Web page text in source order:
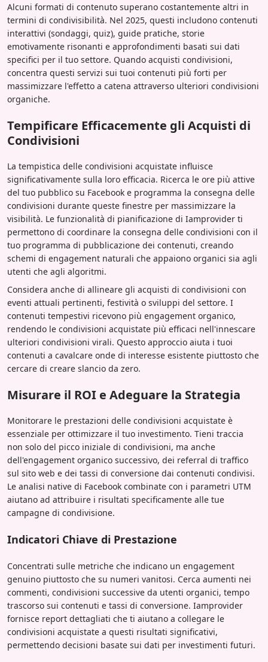
Alcuni formati di contenuto superano costantemente altri in
termini di condivisibilità. Nel 2025, questi includono contenuti
interattivi (sondaggi, quiz), guide pratiche, storie
emotivamente risonanti e approfondimenti basati sui dati
specifici per il tuo settore. Quando acquisti condivisioni,
concentra questi servizi sui tuoi contenuti più forti per
massimizzare l'effetto a catena attraverso ulteriori condivisioni
organiche.
Tempificare Efficacemente gli Acquisti di
Condivisioni
La tempistica delle condivisioni acquistate influisce
significativamente sulla loro efficacia. Ricerca le ore più attive
del tuo pubblico su Facebook e programma la consegna delle
condivisioni durante queste finestre per massimizzare la
visibilità. Le funzionalità di pianificazione di Iamprovider ti
permettono di coordinare la consegna delle condivisioni con il
tuo programma di pubblicazione dei contenuti, creando
schemi di engagement naturali che appaiono organici sia agli
utenti che agli algoritmi.
Considera anche di allineare gli acquisti di condivisioni con
eventi attuali pertinenti, festività o sviluppi del settore. I
contenuti tempestivi ricevono più engagement organico,
rendendo le condivisioni acquistate più efficaci nell'innescare
ulteriori condivisioni virali. Questo approccio aiuta i tuoi
contenuti a cavalcare onde di interesse esistente piuttosto che
cercare di creare slancio da zero.
Misurare il ROI e Adeguare la Strategia
Monitorare le prestazioni delle condivisioni acquistate è
essenziale per ottimizzare il tuo investimento. Tieni traccia
non solo del picco iniziale di condivisioni, ma anche
dell'engagement organico successivo, dei referral di traffico
sul sito web e dei tassi di conversione dai contenuti condivisi.
Le analisi native di Facebook combinate con i parametri UTM
aiutano ad attribuire i risultati specificamente alle tue
campagne di condivisione.
Indicatori Chiave di Prestazione
Concentrati sulle metriche che indicano un engagement
genuino piuttosto che su numeri vanitosi. Cerca aumenti nei
commenti, condivisioni successive da utenti organici, tempo
trascorso sui contenuti e tassi di conversione. Iamprovider
fornisce report dettagliati che ti aiutano a collegare le
condivisioni acquistate a questi risultati significativi,
permettendo decisioni basate sui dati per investimenti futuri.